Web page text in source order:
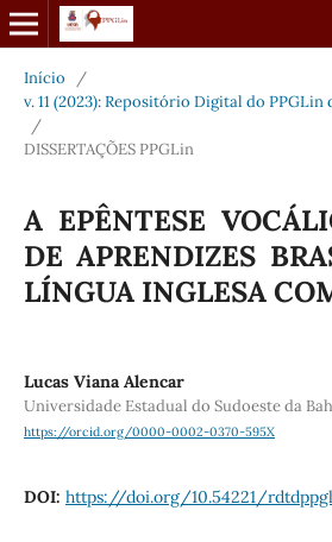
Início /
v. 11 (2023): Repositório Digital do PPGLin
/
DISSERTAÇÕES PPGLin
A EPÊNTESE
DE APRENDIZES
LÍNGUA INGLESA
Lucas Viana Alencar
Universidade Estadual do Sudoeste da
https://orcid.org/0000-0002-0370-595X
DOI: https://doi.org/10.54221/